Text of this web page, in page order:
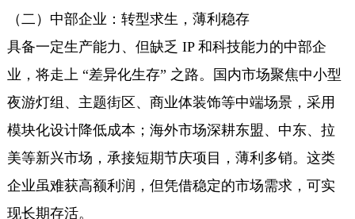
（二）中部企业：转型求生，薄利稳存
具备一定生产能力、但缺乏 IP 和科技能力的中部企
业，将走上 “差异化生存” 之路。国内市场聚焦中小型
夜游灯组、主题街区、商业体装饰等中端场景，采用
模块化设计降低成本；海外市场深耕东盟、中东、拉
美等新兴市场，承接短期节庆项目，薄利多销。这类
企业虽难获高额利润，但凭借稳定的市场需求，可实
现长期存活。